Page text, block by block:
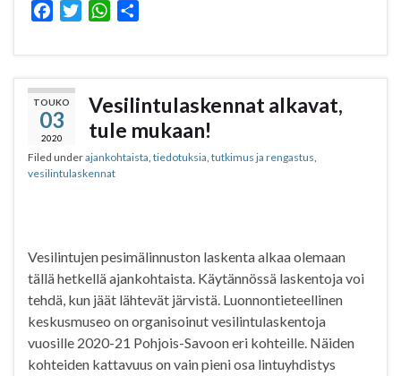
c
e
b
o
o
k
i
t
W
a
t
A
p
p
a
r
e
TOUKO
03
2020
Vesilintulaskennat alkavat,
tule mukaan!
Filed underajankohtaista tiedotuksia tutkimus ja rengastus
vesilintulaskennat
Vesilintujen pesimälinnuston laskenta alkaa olemaan
tällä hetkellä ajankohtaista. Käytännössä laskentoja voi
tehdä, kun jäät lähtevät järvistä. Luonnontieteellinen
keskusmuseo on organisoinut vesilintulaskentoja
vuosille 2020-21 Pohjois-Savoon eri kohteille. Näiden
kohteiden kattavuus on vain pieni osa lintuyhdistys